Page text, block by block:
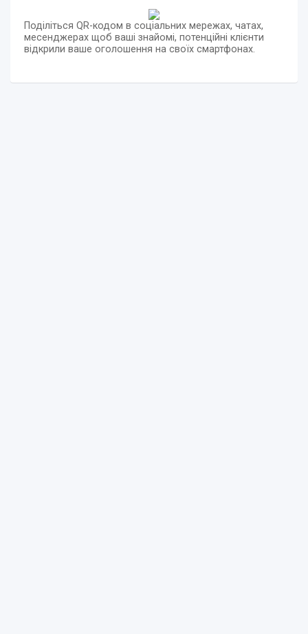
Поділіться QR-кодом в соціальних мережах, чатах,
месенджерах щоб ваші знайомі, потенційні клієнти
відкрили ваше оголошення на своїх смартфонах.